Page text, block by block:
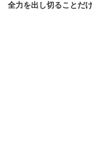
全力を出し切ることだ